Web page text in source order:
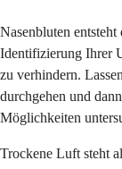
Nasenbluten
Identifizierung Ihrer
zu verhindern.
durchgehen und
Möglichkeiten
Trockene Luft steht